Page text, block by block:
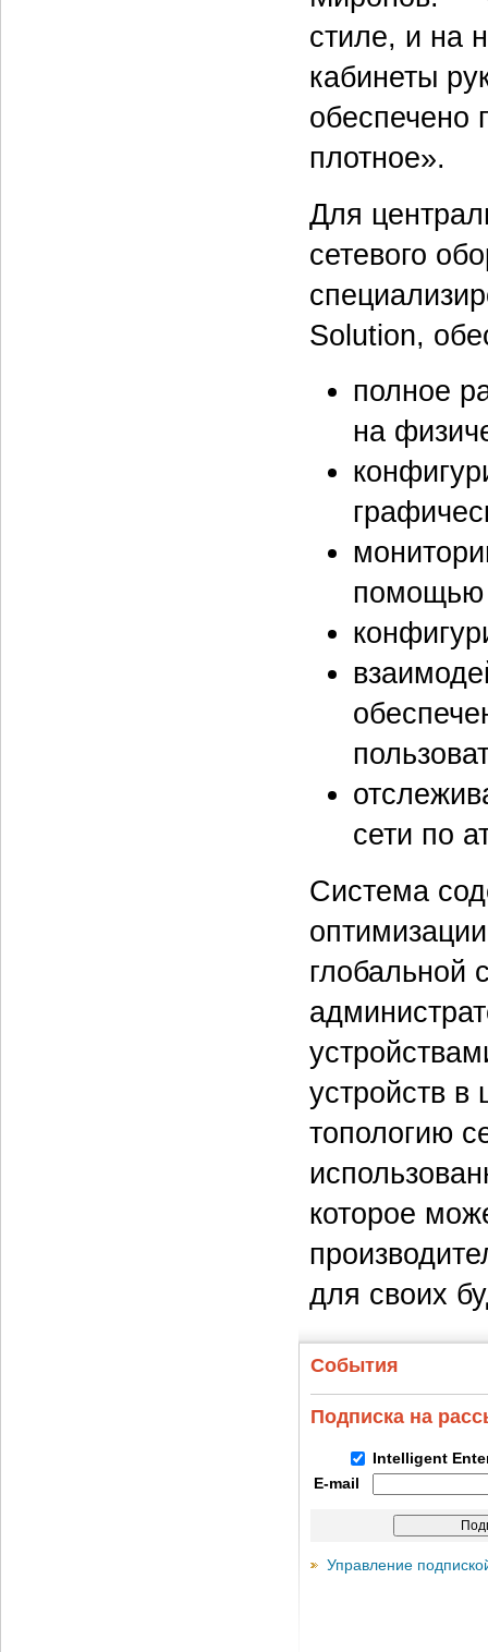
стиле, и на
кабинеты
обеспечено
плотное».
Для
сетевого
Solution,
полное
на
помощью
сети по
Система
глобальной
устройств в
топологию
которое
для своих
События
Подписка на
Intelligent
E-mail
Управление